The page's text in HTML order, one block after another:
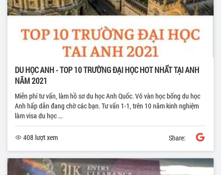
DU HỌC ANH - TOP 10 TRƯỜNG ĐẠI HỌC HOT NHẤT TẠI ANH
NĂM 2021
Miễn phí tư vấn, làm hồ sơ du học Anh Quốc. Vô vàn học bổng du học
Anh hấp dẫn đang chờ các bạn. Tư vấn 1-1, trên 10 năm kinh nghiệm
làm visa du học ...
408 lượt xem Share: